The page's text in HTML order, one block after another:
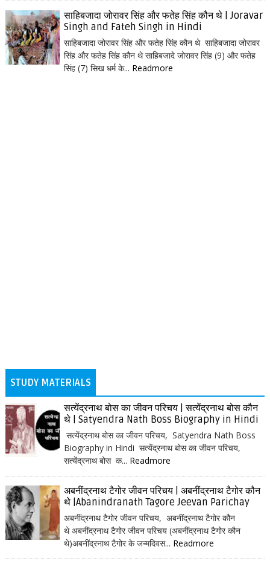
साहिबजादा जोरावर सिंह और फतेह सिंह कौन थे | Joravar
Singh and Fateh Singh in Hindi
साहिबजादा जोरावर सिंह और फतेह सिंह कौन थे साहिबजादा जोरावर
सिंह और फतेह सिंह कौन थे साहिबजादे जोरावर सिंह (9) और फतेह
सिंह (7) सिख धर्म के... Readmore
STUDY MATERIALS
सत्येंद्रनाथ बोस का जीवन परिचय | सत्येंद्रनाथ बोस कौन
थे | Satyendra Nath Boss Biography in Hindi
सत्येंद्रनाथ बोस का जीवन परिचय, Satyendra Nath Boss
Biography in Hindi सत्येंद्रनाथ बोस का जीवन परिचय,
सत्येंद्रनाथ बोस क... Readmore
अबनींद्रनाथ टैगोर जीवन परिचय | अबनींद्रनाथ टैगोर कौन
थे |Abanindranath Tagore Jeevan Parichay
अबनींद्रनाथ टैगोर जीवन परिचय, अबनींद्रनाथ टैगोर कौन
थे अबनींद्रनाथ टैगोर जीवन परिचय (अबनींद्रनाथ टैगोर कौन
थे)अबनींद्रनाथ टैगोर के जन्मदिवस... Readmore